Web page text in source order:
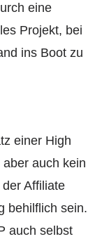
eine
Projekt, bei
ins Boot zu
einer High
auch kein
Affiliate
behilflich sein.
auch selbst